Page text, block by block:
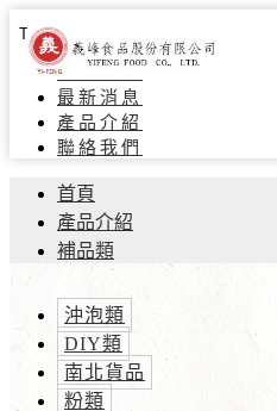
Toggle navigation
關於義峰
最新消息
產品介紹
聯絡我們
首頁
產品介紹
補品類
沖泡類
DIY類
南北貨品
粉類